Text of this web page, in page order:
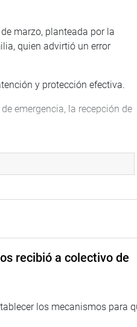
marzo, planteada por la
quien advirtió un error
y protección efectiva.
emergencia, la recepción de
cautelares, y desarrolla los
de ello, puede
tenga disponible, dictar en el
deben ser ejecutadas de
desde que se produce la
24 horas”.
no sea posible, en
a las comisarías para el
recibió a colectivo de
los mecanismos para